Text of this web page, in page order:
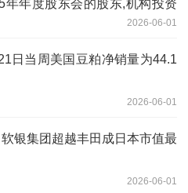
年年度股东会的股东,机构投资
2026-06-01
日当周美国豆粕净销量为44.1
2026-06-01
银集团超越丰田成日本市值最
2026-06-01